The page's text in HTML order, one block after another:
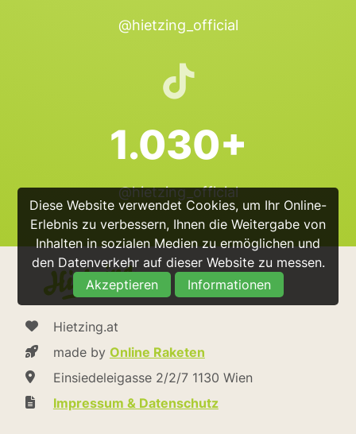
Diese Website verwendet Cookies, um Ihr Online-
Erlebnis zu verbessern, Ihnen die Weitergabe von
Inhalten in sozialen Medien zu ermöglichen und
den Datenverkehr auf dieser Website zu messen.
Akzeptieren
Informationen
@hietzing_official
1.030+
@hietzing_official
Hietzing.at
made by Online Raketen
Einsiedeleigasse 2/2/7 1130 Wien
Impressum & Datenschutz